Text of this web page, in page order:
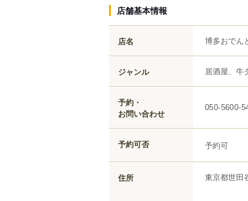
店舗基本情報
店名 博多おでん
ジャンル 居酒屋、牛
予約・
お問い合わせ
050-5600-
予約可否 予約可
住所 東京都世田